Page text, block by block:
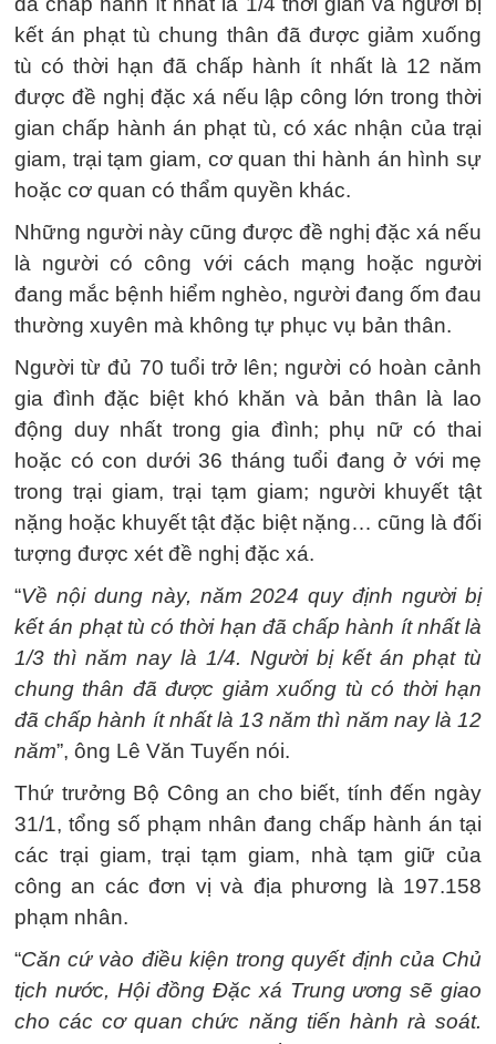
kết án phạt tù chung thân đã được giảm xuống
tù có thời hạn đã chấp hành ít nhất là 12 năm
được đề nghị đặc xá nếu lập công lớn trong thời
gian chấp hành án phạt tù, có xác nhận của trại
giam, trại tạm giam, cơ quan thi hành án hình sự
hoặc cơ quan có thẩm quyền khác.
Những người này cũng được đề nghị đặc xá nếu
là người có công với cách mạng hoặc người
đang mắc bệnh hiểm nghèo, người đang ốm đau
thường xuyên mà không tự phục vụ bản thân.
Người từ đủ 70 tuổi trở lên; người có hoàn cảnh
gia đình đặc biệt khó khăn và bản thân là lao
động duy nhất trong gia đình; phụ nữ có thai
hoặc có con dưới 36 tháng tuổi đang ở với mẹ
trong trại giam, trại tạm giam; người khuyết tật
nặng hoặc khuyết tật đặc biệt nặng… cũng là đối
tượng được xét đề nghị đặc xá.
“Về nội dung này, năm 2024 quy định người bị
kết án phạt tù có thời hạn đã chấp hành ít nhất là
1/3 thì năm nay là 1/4. Người bị kết án phạt tù
chung thân đã được giảm xuống tù có thời hạn
đã chấp hành ít nhất là 13 năm thì năm nay là 12
năm”, ông Lê Văn Tuyến nói.
Thứ trưởng Bộ Công an cho biết, tính đến ngày
31/1, tổng số phạm nhân đang chấp hành án tại
các trại giam, trại tạm giam, nhà tạm giữ của
công an các đơn vị và địa phương là 197.158
phạm nhân.
“Căn cứ vào điều kiện trong quyết định của Chủ
tịch nước, Hội đồng Đặc xá Trung ương sẽ giao
cho các cơ quan chức năng tiến hành rà soát.